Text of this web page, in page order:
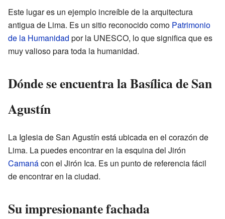
Este lugar es un ejemplo increíble de la arquitectura
antigua de Lima. Es un sitio reconocido como Patrimonio
de la Humanidad por la UNESCO, lo que significa que es
muy valioso para toda la humanidad.
Dónde se encuentra la Basílica de San
Agustín
La Iglesia de San Agustín está ubicada en el corazón de
Lima. La puedes encontrar en la esquina del Jirón
Camanácon el Jirón Ica. Es un punto de referencia fácil
de encontrar en la ciudad.
Su impresionante fachada